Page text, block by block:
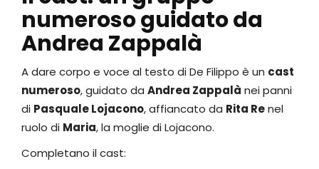
numeroso guidato da
Andrea Zappalà
A dare corpo e voce al testo di De Filippo è un cast
numeroso, guidato da Andrea Zappalà nei panni
di Pasquale Lojacono, affiancato da Rita Renel
ruolo di Maria, la moglie di Lojacono.
Completano il cast: